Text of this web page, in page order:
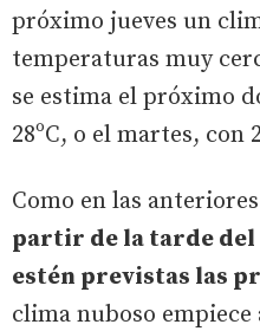
próximo jueves un
temperaturas muy
se estima el próximo
28ºC, o el martes, con
Como en las
partir de la tarde del
estén previstas las
clima nuboso